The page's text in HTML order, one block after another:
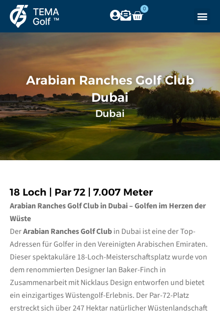
0
Arabian Ranches Golf Club
Dubai
Dubai
18 Loch | Par 72 | 7.007 Meter
Arabian Ranches Golf Club in Dubai – Golfen im Herzen der
Wüste
DerArabian Ranches Golf Clubin Dubai ist eine der Top-
Adressen für Golfer in den Vereinigten Arabischen Emiraten.
Dieser spektakuläre 18-Loch-Meisterschaftsplatz wurde von
dem renommierten Designer Ian Baker-Finch in
Zusammenarbeit mit Nicklaus Design entworfen und bietet
ein einzigartiges Wüstengolf-Erlebnis. Der Par-72-Platz
erstreckt sich über 247 Hektar natürlicher Wüstenlandschaft